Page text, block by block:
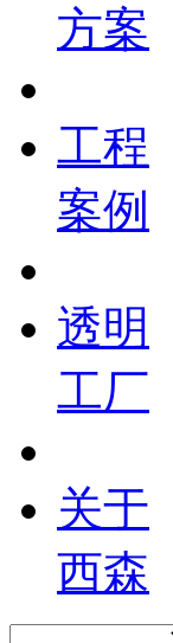
方案
工程
案例
透明
工厂
关于
西森